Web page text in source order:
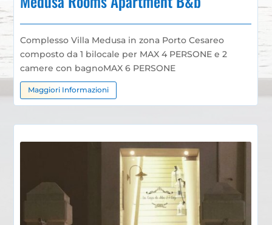
Complesso Villa Medusa in zona Porto Cesareo
composto da 1 bilocale per MAX 4 PERSONE e 2
camere con bagnoMAX 6 PERSONE
Maggiori Informazioni